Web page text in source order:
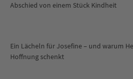
Abschied von einem Stück Kindheit
Ein Lächeln für Josefine – und warum
Hoffnung schenkt